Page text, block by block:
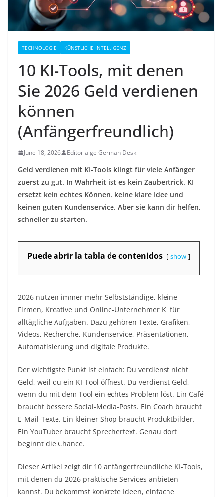
TECHNOLOGIE KÜNSTLICHE INTELLIGENZ
10 KI-Tools, mit denen
Sie 2026 Geld verdienen
können
(Anfängerfreundlich)
June 18, 2026 Editorialge German Desk
Geld verdienen mit KI-Tools klingt für viele Anfänger
zuerst zu gut. In Wahrheit ist es kein Zaubertrick. KI
ersetzt kein echtes Können, keine klare Idee und
keinen guten Kundenservice. Aber sie kann dir helfen,
schneller zu starten.
Puede abrir la tabla de contenidos show
2026 nutzen immer mehr Selbstständige, kleine
Firmen, Kreative und Online-Unternehmer KI für
alltägliche Aufgaben. Dazu gehören Texte, Grafiken,
Videos, Recherche, Kundenservice, Präsentationen,
Automatisierung und digitale Produkte.
Der wichtigste Punkt ist einfach: Du verdienst nicht
Geld, weil du ein KI-Tool öffnest. Du verdienst Geld,
wenn du mit dem Tool ein echtes Problem löst. Ein Café
braucht bessere Social-Media-Posts. Ein Coach braucht
E-Mail-Texte. Ein kleiner Shop braucht Produktbilder.
Ein YouTuber braucht Sprechertext. Genau dort
beginnt die Chance.
Dieser Artikel zeigt dir 10 anfängerfreundliche KI-Tools,
mit denen du 2026 praktische Services anbieten
kannst. Du bekommst konkrete Ideen, einfache